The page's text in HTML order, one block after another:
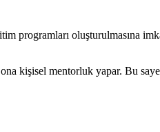
programları oluşturulmasına
kişisel mentorluk yapar. Bu